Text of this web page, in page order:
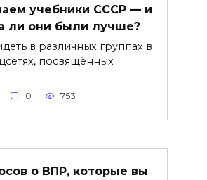
учебники СССР — и
ли они были лучше?
в различных группах в
посвящённых
0 753
о ВПР, которые вы